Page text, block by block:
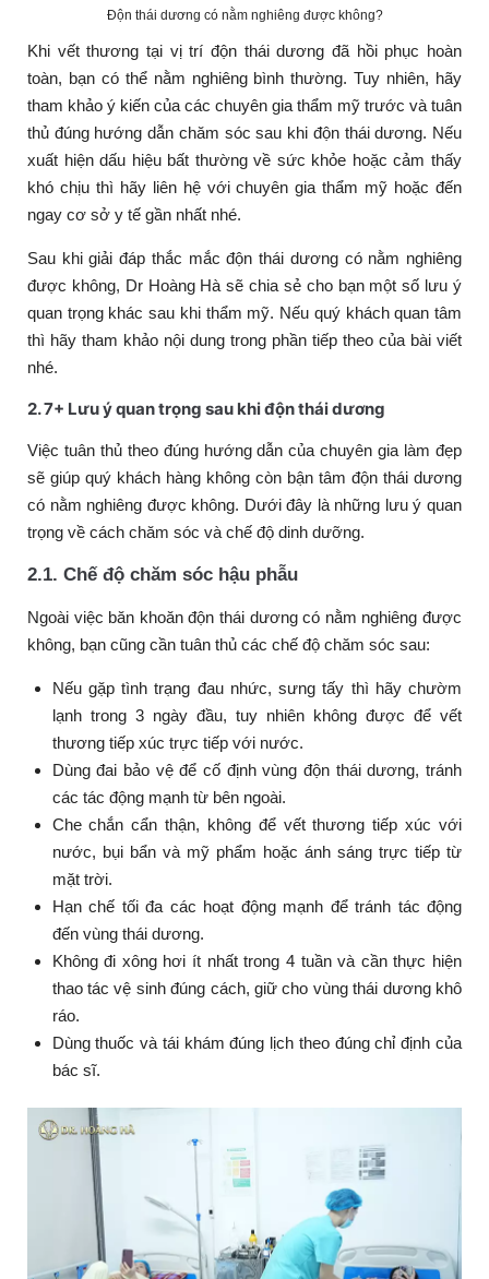
Độn thái dương có nằm nghiêng được không?
Khi vết thương tại vị trí độn thái dương đã hồi phục hoàn
toàn, bạn có thể nằm nghiêng bình thường. Tuy nhiên, hãy
tham khảo ý kiến của các chuyên gia thẩm mỹ trước và tuân
thủ đúng hướng dẫn chăm sóc sau khi độn thái dương. Nếu
xuất hiện dấu hiệu bất thường về sức khỏe hoặc cảm thấy
khó chịu thì hãy liên hệ với chuyên gia thẩm mỹ hoặc đến
ngay cơ sở y tế gần nhất nhé.
Sau khi giải đáp thắc mắc độn thái dương có nằm nghiêng
được không, Dr Hoàng Hà sẽ chia sẻ cho bạn một số lưu ý
quan trọng khác sau khi thẩm mỹ. Nếu quý khách quan tâm
thì hãy tham khảo nội dung trong phần tiếp theo của bài viết
nhé.
2. 7+ Lưu ý quan trọng sau khi độn thái dương
Việc tuân thủ theo đúng hướng dẫn của chuyên gia làm đẹp
sẽ giúp quý khách hàng không còn bận tâm độn thái dương
có nằm nghiêng được không. Dưới đây là những lưu ý quan
trọng về cách chăm sóc và chế độ dinh dưỡng.
2.1. Chế độ chăm sóc hậu phẫu
Ngoài việc băn khoăn độn thái dương có nằm nghiêng được
không, bạn cũng cần tuân thủ các chế độ chăm sóc sau:
Nếu gặp tình trạng đau nhức, sưng tấy thì hãy chườm
lạnh trong 3 ngày đầu, tuy nhiên không được để vết
thương tiếp xúc trực tiếp với nước.
Dùng đai bảo vệ để cố định vùng độn thái dương, tránh
các tác động mạnh từ bên ngoài.
Che chắn cẩn thận, không để vết thương tiếp xúc với
nước, bụi bẩn và mỹ phẩm hoặc ánh sáng trực tiếp từ
mặt trời.
Hạn chế tối đa các hoạt động mạnh để tránh tác động
đến vùng thái dương.
Không đi xông hơi ít nhất trong 4 tuần và cần thực hiện
thao tác vệ sinh đúng cách, giữ cho vùng thái dương khô
ráo.
Dùng thuốc và tái khám đúng lịch theo đúng chỉ định của
bác sĩ.